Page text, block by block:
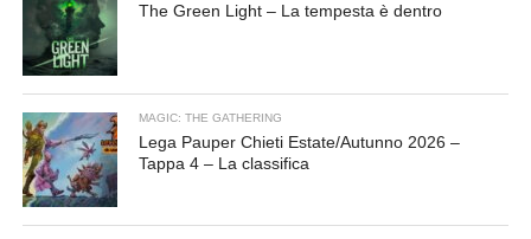
The Green Light – La tempesta è dentro
MAGIC: THE GATHERING
Lega Pauper Chieti Estate/Autunno 2026 –
Tappa 4 – La classifica